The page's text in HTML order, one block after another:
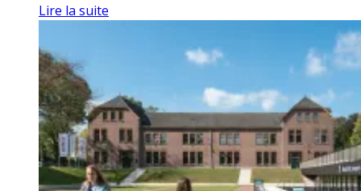
Lire la suite